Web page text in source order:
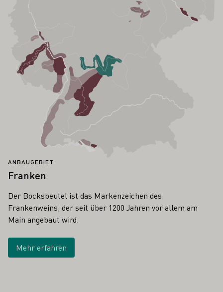
ANBAUGEBIET
Franken
Der Bocksbeutel ist das Markenzeichen des
Frankenweins, der seit über 1200 Jahren vor allem am
Main angebaut wird.
Mehr erfahren